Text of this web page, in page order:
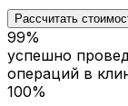
Рассчитать
99%
успешно
операций в
100%